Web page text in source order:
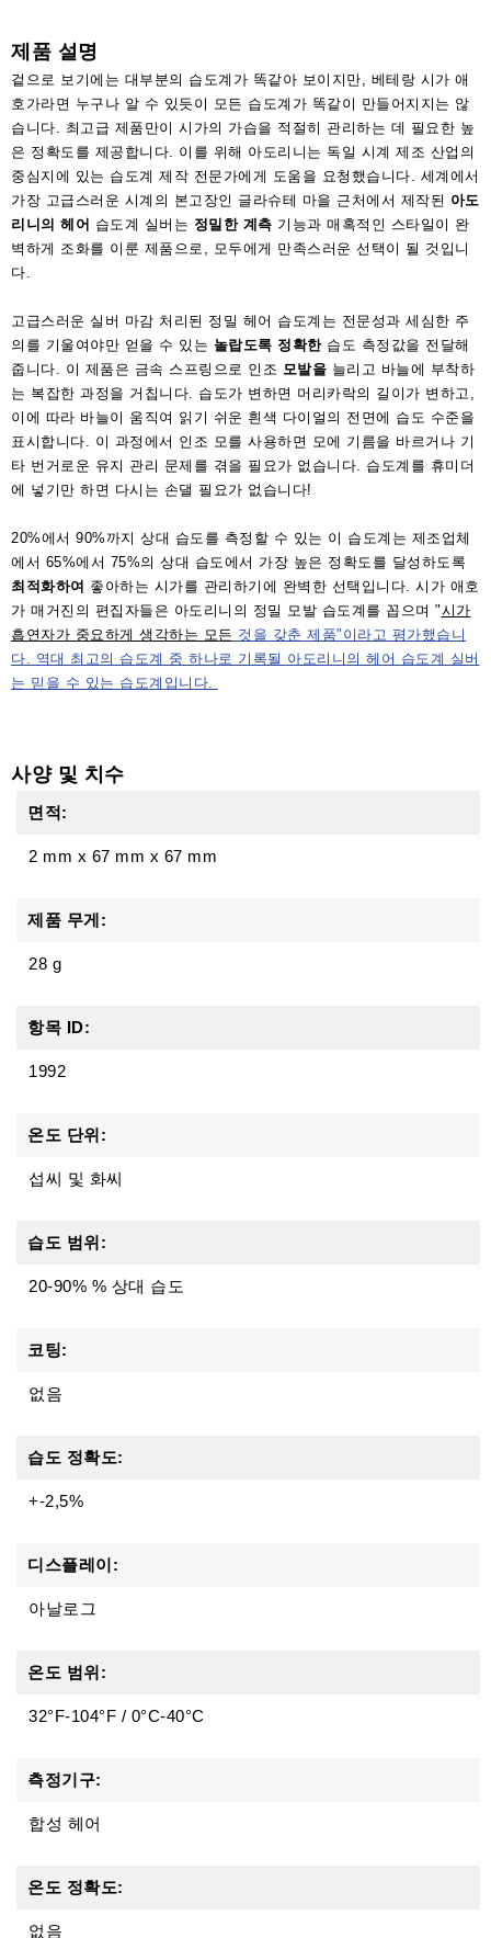
리
제품 설명
겉으로 보기에는 대부분의 습도계가 똑같아 보이지만, 베테랑 시가 애
호가라면 누구나 알 수 있듯이 모든 습도계가 똑같이 만들어지지는 않
습니다. 최고급 제품만이 시가의 가습을 적절히 관리하는 데 필요한 높
은 정확도를 제공합니다. 이를 위해 아도리니는 독일 시계 제조 산업의
중심지에 있는 습도계 제작 전문가에게 도움을 요청했습니다. 세계에서
가장 고급스러운 시계의 본고장인 글라슈테 마을 근처에서 제작된 아도
리니의 헤어 습도계 실버는 정밀한 계측 기능과 매혹적인 스타일이 완
벽하게 조화를 이룬 제품으로, 모두에게 만족스러운 선택이 될 것입니
다.
고급스러운 실버 마감 처리된 정밀 헤어 습도계는 전문성과 세심한 주
의를 기울여야만 얻을 수 있는 놀랍도록 정확한습도 측정값을 전달해
줍니다. 이 제품은 금속 스프링으로 인조 모발을 늘리고 바늘에 부착하
는 복잡한 과정을 거칩니다. 습도가 변하면 머리카락의 길이가 변하고,
이에 따라 바늘이 움직여 읽기 쉬운 흰색 다이얼의 전면에 습도 수준을
표시합니다. 이 과정에서 인조 모를 사용하면 모에 기름을 바르거나 기
타 번거로운 유지 관리 문제를 겪을 필요가 없습니다. 습도계를 휴미더
에 넣기만 하면 다시는 손댈 필요가 없습니다!
20%에서 90%까지 상대 습도를 측정할 수 있는 이 습도계는 제조업체
에서 65%에서 75%의 상대 습도에서 가장 높은 정확도를 달성하도록
최적화하여 좋아하는 시가를 관리하기에 완벽한 선택입니다. 시가 애호
가 매거진의 편집자들은 아도리니의 정밀 모발 습도계를 꼽으며 "시가
흡연자가 중요하게 생각하는 모든 것을 갖춘 제품"이라고 평가했습니
다. 역대 최고의 습도계 중 하나로 기록될 아도리니의 헤어 습도계 실버
는 믿을 수 있는 습도계입니다.
사양 및 치수
면적:
2 mm x 67 mm x 67 mm
제품 무게:
28 g
항목 ID:
1992
온도 단위:
섭씨 및 화씨
습도 범위:
20-90% % 상대 습도
코팅:
없음
습도 정확도:
+-2,5%
디스플레이:
아날로그
온도 범위:
32°F-104°F / 0°C-40°C
측정기구:
합성 헤어
온도 정확도:
없음